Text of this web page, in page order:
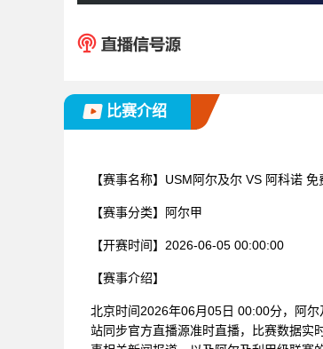
比赛介绍
【赛事名称】 USM阿尔及尔 VS 阿科诺
【赛事分类】 阿尔甲
【开赛时间】 2026-06-05 00:00:00
【赛事介绍】
北京时间2026年06月05日 00:00分，阿
站同步官方直播源准时直播，比赛数据实